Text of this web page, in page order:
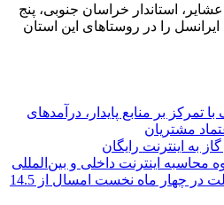
استاندار خراسان جنوبی، پنج
را در روستاهای این استان
تمرکز بر منابع پایدار، درآمدهای
مشتریان
به اینترنت رایگان
اینترنت داخلی و بین‌المللی
حق بیمه تولیدی بیمه ملت در چهار ماه نخست امسال از 14.5